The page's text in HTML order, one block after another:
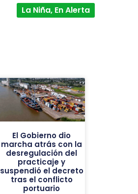
La Niña, En Alerta
El Gobierno dio
marcha atrás con la
desregulación del
practicaje y
suspendió el decreto
tras el conflicto
portuario